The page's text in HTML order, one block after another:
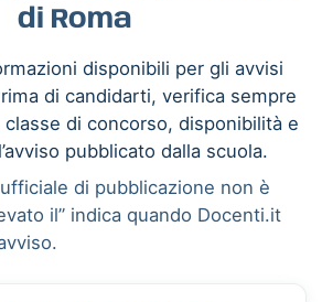
di Roma
disponibili per gli avvisi
di candidarti, verifica sempre
di concorso, disponibilità e
pubblicato dalla scuola.
di pubblicazione non è
il” indica quando Docenti.it